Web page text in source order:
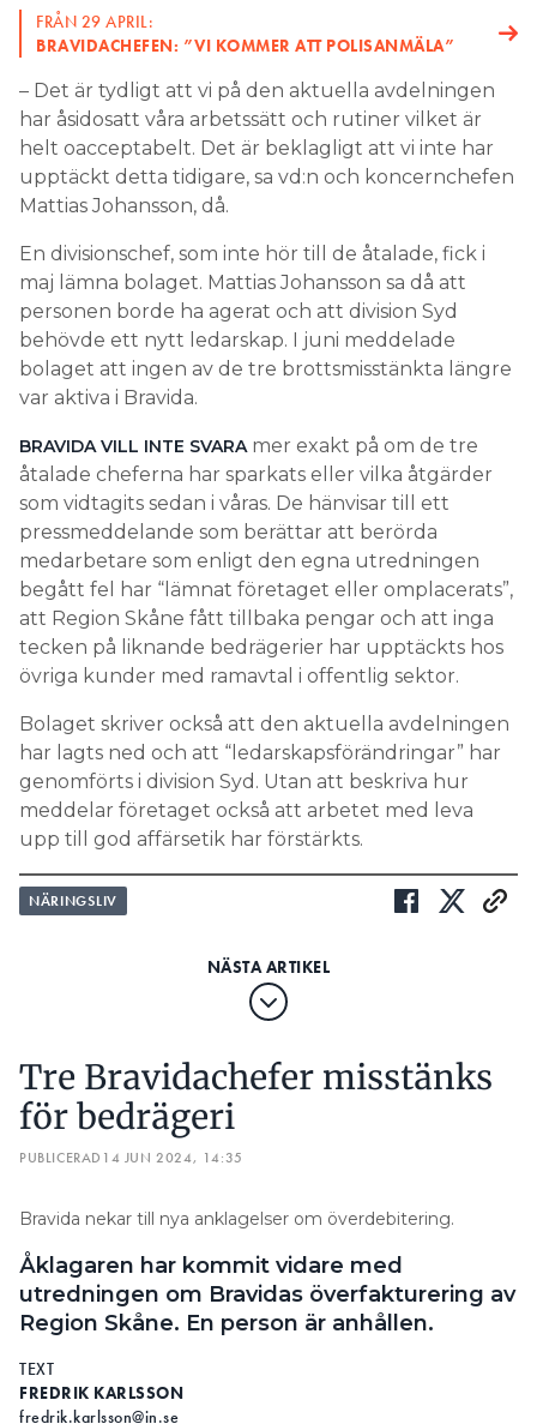
FRÅN 29 APRIL:
BRAVIDACHEFEN: ”VI KOMMER ATT POLISANMÄLA”
– Det är tydligt att vi på den aktuella avdelningen
har åsidosatt våra arbetssätt och rutiner vilket är
helt oacceptabelt. Det är beklagligt att vi inte har
upptäckt detta tidigare, sa vd:n och koncernchefen
Mattias Johansson, då.
En divisionschef, som inte hör till de åtalade, fick i
maj lämna bolaget. Mattias Johansson sa då att
personen borde ha agerat och att division Syd
behövde ett nytt ledarskap. I juni meddelade
bolaget att ingen av de tre brottsmisstänkta längre
var aktiva i Bravida.
BRAVIDA VILL INTE SVARAmer exakt på om de tre
åtalade cheferna har sparkats eller vilka åtgärder
som vidtagits sedan i våras. De hänvisar till ett
pressmeddelande som berättar att berörda
medarbetare som enligt den egna utredningen
begått fel har “lämnat företaget eller omplacerats”,
att Region Skåne fått tillbaka pengar och att inga
tecken på liknande bedrägerier har upptäckts hos
övriga kunder med ramavtal i offentlig sektor.
Bolaget skriver också att den aktuella avdelningen
har lagts ned och att “ledarskapsförändringar” har
genomförts i division Syd. Utan att beskriva hur
meddelar företaget också att arbetet med leva
upp till god affärsetik har förstärkts.
NÄRINGSLIV
Tre Bravidachefer misstänks
för bedrägeri
PUBLICERAD 14 JUN 2024, 14:35
Bravida nekar till nya anklagelser om överdebitering.
Åklagaren har kommit vidare med
utredningen om Bravidas överfakturering av
Region Skåne. En person är anhållen.
TEXT
FREDRIK KARLSSON
fredrik.karlsson@in.se